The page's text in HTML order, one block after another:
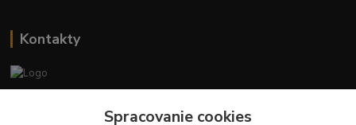
Kontakty
+421 944 394 715Spracovanie cookies